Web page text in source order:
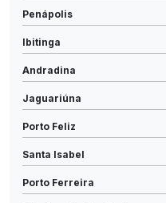
Penápolis
Ibitinga
Andradina
Jaguariúna
Porto Feliz
Santa Isabel
Porto Ferreira